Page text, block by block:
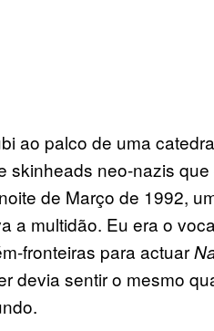
ao palco de uma
neo-nazis que
de Março de 1992,
a multidão. Eu era o
fronteiras para actuar
devia sentir o mesmo